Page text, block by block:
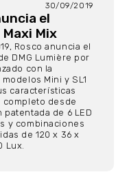
30/09/2019
el
Mix
Rosco anuncia el
DMG Lumière por
con la
Mini y SL1
características
desde
patentada de 6 LED
y combinaciones
de 120 x 36 x
Lux.